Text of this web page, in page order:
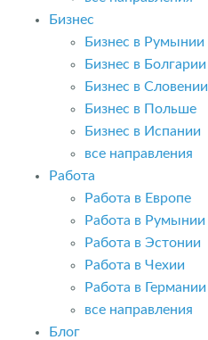
Бизнес
Бизнес в Румынии
Бизнес в Болгарии
Бизнес в Словении
Бизнес в Польше
Бизнес в Испании
все направления
Работа
Работа в Европе
Работа в Румынии
Работа в Эстонии
Работа в Чехии
Работа в Германии
все направления
Блог